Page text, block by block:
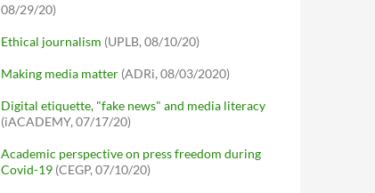
08/29/20)
Ethical journalism (UPLB, 08/10/20)
Making media matter (ADRi, 08/03/2020)
Digital etiquette, "fake news" and media literacy
(iACADEMY, 07/17/20)
Academic perspective on press freedom during
Covid-19 (CEGP, 07/10/20)